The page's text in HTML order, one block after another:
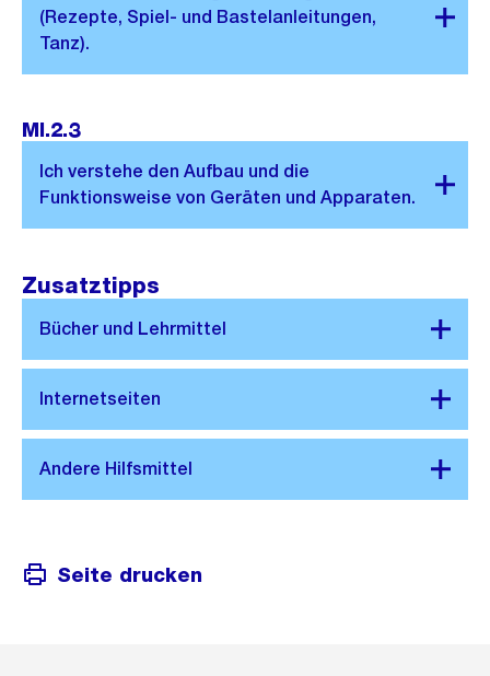
MI.2.3
Zusatztipps
Seite drucken